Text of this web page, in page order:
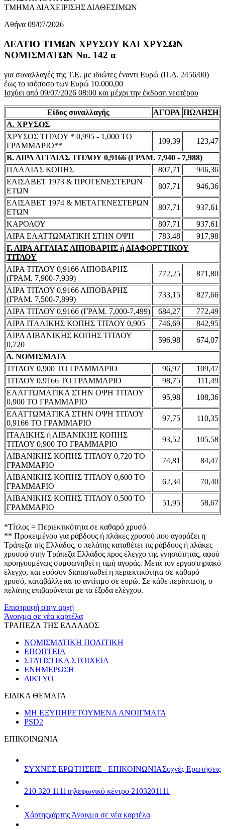
ΤΜΗΜΑ ΔΙΑΧΕΙΡΙΣΗΣ ΔΙΑΘΕΣΙΜΩΝ
Αθήνα 09/07/2026
ΔΕΛΤΙΟ ΤΙΜΩΝ ΧΡΥΣΟΥ ΚΑΙ ΧΡΥΣΩΝ
ΝΟΜΙΣΜΑΤΩΝ No. 142 α
για συναλλαγές της Τ.Ε. με ιδιώτες έναντι Ευρώ (Π.Δ. 2456/00)
έως το ισόποσο των Ευρώ 10.000,00
Ισχύει από 09/07/2026 08:00 και μέχρι την έκδοση νεοτέρου
Είδος συναλλαγής ΑΓΟΡΑ ΠΩΛΗΣΗ
Α. ΧΡΥΣΟΣ
ΧΡΥΣΟΣ ΤΙΤΛΟΥ * 0,995 - 1,000 ΤΟ
ΓΡΑΜΜΑΡΙΟ**
109,39
123,47
Β. ΛΙΡΑ ΑΓΓΛΙΑΣ ΤΙΤΛΟΥ 0,9166 (ΓΡΑΜ. 7,940 - 7,988)
ΠΑΛΑΙΑΣ ΚΟΠΗΣ
807,71
946,36
ΕΛΙΣΑΒΕΤ 1973 & ΠΡΟΓΕΝΕΣΤΕΡΩΝ
ΕΤΩΝ
807,71
946,36
ΕΛΙΣΑΒΕΤ 1974 & ΜΕΤΑΓΕΝΕΣΤΕΡΩΝ
ΕΤΩΝ
807,71
937,61
ΚΑΡΟΛΟΥ
807,71
937,61
ΛΙΡΑ ΕΛΑΤΤΩΜΑΤΙΚΗ ΣΤΗΝ ΟΨΗ
783,48
917,98
Γ. ΛΙΡΑ ΑΓΓΛΙΑΣ ΛΙΠΟΒΑΡΗΣ ή ΔΙΑΦΟΡΕΤΙΚΟΥ
ΤΙΤΛΟΥ
ΛΙΡΑ ΤΙΤΛΟΥ 0,9166 ΛΙΠΟΒΑΡΗΣ
(ΓΡΑΜ. 7,900-7,939)
772,25
871,80
ΛΙΡΑ ΤΙΤΛΟΥ 0,9166 ΛΙΠΟΒΑΡΗΣ
(ΓΡΑΜ. 7,500-7,899)
733,15
827,66
ΛΙΡΑ ΤΙΤΛΟΥ 0,9166 (ΓΡΑΜ. 7,000-7,499)
684,27
772,49
ΛΙΡΑ ΙΤΑΛΙΚΗΣ ΚΟΠΗΣ ΤΙΤΛΟΥ 0,905
746,69
842,95
ΛΙΡΑ ΛΙΒΑΝΙΚΗΣ ΚΟΠΗΣ ΤΙΤΛΟΥ
0,720
596,98
674,07
Δ. ΝΟΜΙΣΜΑΤΑ
ΤΙΤΛΟΥ 0,900 ΤΟ ΓΡΑΜΜΑΡΙΟ
96,97
109,47
ΤΙΤΛΟΥ 0,9166 ΤΟ ΓΡΑΜΜΑΡΙΟ
98,75
111,49
ΕΛΑΤΤΩΜΑΤΙΚΑ ΣΤΗΝ ΟΨΗ ΤΙΤΛΟΥ
0,900 ΤΟ ΓΡΑΜΜΑΡΙΟ
95,98
108,36
ΕΛΑΤΤΩΜΑΤΙΚΑ ΣΤΗΝ ΟΨΗ ΤΙΤΛΟΥ
0,9166 ΤΟ ΓΡΑΜΜΑΡΙΟ
97,75
110,35
ΙΤΑΛΙΚΗΣ ή ΛΙΒΑΝΙΚΗΣ ΚΟΠΗΣ
ΤΙΤΛΟΥ 0,900 ΤΟ ΓΡΑΜΜΑΡΙΟ
93,52
105,58
ΛΙΒΑΝΙΚΗΣ ΚΟΠΗΣ ΤΙΤΛΟΥ 0,720 ΤΟ
ΓΡΑΜΜΑΡΙΟ
74,81
84,47
ΛΙΒΑΝΙΚΗΣ ΚΟΠΗΣ ΤΙΤΛΟΥ 0,600 ΤΟ
ΓΡΑΜΜΑΡΙΟ
62,34
70,40
ΛΙΒΑΝΙΚΗΣ ΚΟΠΗΣ ΤΙΤΛΟΥ 0,500 ΤΟ
ΓΡΑΜΜΑΡΙΟ
51,95 58,67
*Τίτλος = Περιεκτικότητα σε καθαρό χρυσό
** Προκειμένου για ράβδους ή πλάκες χρυσού που αγοράζει η
Τράπεζα της Ελλάδος, ο πελάτης καταθέτει τις ράβδους ή πλάκες
χρυσού στην Τράπεζα Ελλάδος προς έλεγχο της γνησιότητας, αφού
προηγουμένως συμφωνηθεί η τιμή αγοράς. Μετά τον εργαστηριακό
έλεγχο, και εφόσον διαπιστωθεί η περιεκτικότητα σε καθαρό
χρυσό, καταβάλλεται το αντίτιμο σε ευρώ. Σε κάθε περίπτωση, ο
πελάτης επιβαρύνεται με τα έξοδα ελέγχου.
Επιστροφή στην αρχή
Άνοιγμα σε νέα καρτέλα
ΤΡΑΠΕΖΑ ΤΗΣ ΕΛΛΑΔΟΣ
ΝΟΜΙΣΜΑΤΙΚΗ ΠΟΛΙΤΙΚΗ
ΕΠΟΠΤΕΙΑ
ΣΤΑΤΙΣΤΙΚΑ ΣΤΟΙΧΕΙΑ
ΕΝΗΜΕΡΩΣΗ
ΔΙΚΤΥΟ
ΕΙΔΙΚΑ ΘΕΜΑΤΑ
ΜΗ ΕΞΥΠΗΡΕΤΟΥΜΕΝΑ ΑΝΟΙΓΜΑΤΑ
PSD2
ΕΠΙΚΟΙΝΩΝΙΑ
ΣΥΧΝΕΣ ΕΡΩΤΗΣΕΙΣ - ΕΠΙΚΟΙΝΩΝΙΑΣυχνές Ερωτήσεις
210 320 1111τηλεφωνικό κέντρο 2103201111
Χάρτηςχάρτης Άνοιγμα σε νέα καρτέλα